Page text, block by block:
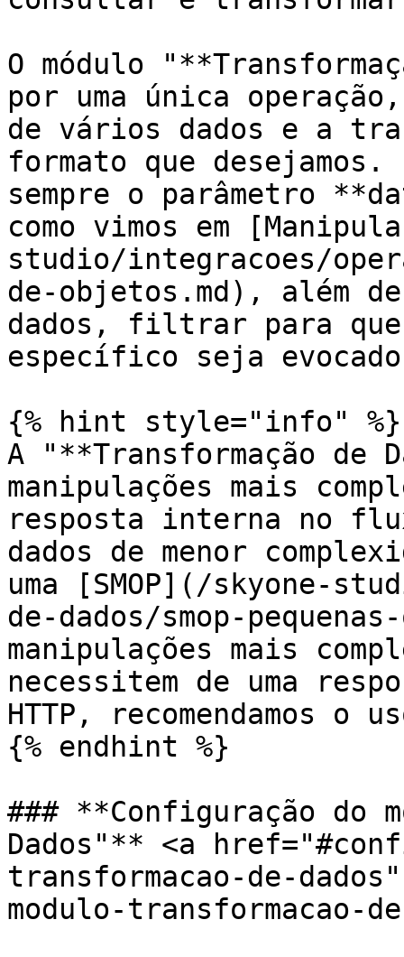
O módulo
por uma única
de vários dados e a
formato que
sempre o parâmetro
como vimos em
studio/integracoes/
de-objetos.md), além
dados, filtrar para que
específico seja
{% hint style="info" %}
A "**Transformação de
manipulações mais
resposta interna no
dados de menor
uma [SMOP](/skyone-
de-dados/smop-
manipulações mais
necessitem de uma
HTTP, recomendamos o
{% endhint %}
### **Configuração do
Dados"** <a
transformacao-de-
modulo-transformacao-